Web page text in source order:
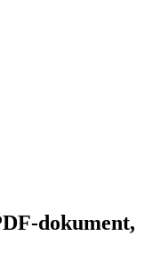
dokument,